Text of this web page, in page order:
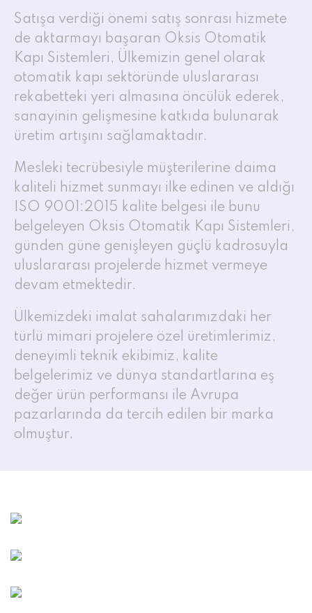
Satışa verdiği önemi satış sonrası hizmete
de aktarmayı başaran Oksis Otomatik
Kapı Sistemleri, Ülkemizin genel olarak
otomatik kapı sektöründe uluslararası
rekabetteki yeri almasına öncülük ederek,
sanayinin gelişmesine katkıda bulunarak
üretim artışını sağlamaktadır.
Mesleki tecrübesiyle müşterilerine daima
kaliteli hizmet sunmayı ilke edinen ve aldığı
ISO 9001:2015 kalite belgesi ile bunu
belgeleyen Oksis Otomatik Kapı Sistemleri,
günden güne genişleyen güçlü kadrosuyla
uluslararası projelerde hizmet vermeye
devam etmektedir.
Ülkemizdeki imalat sahalarımızdaki her
türlü mimari projelere özel üretimlerimiz,
deneyimli teknik ekibimiz, kalite
belgelerimiz ve dünya standartlarına eş
değer ürün performansı ile Avrupa
pazarlarında da tercih edilen bir marka
olmuştur.